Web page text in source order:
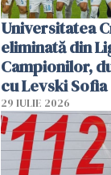
Universitatea
eliminată din
Campionilor,
cu Levski Sofia
29 IULIE 2026